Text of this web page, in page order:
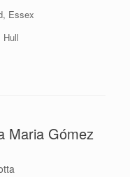
Essex
Hull
Maria Gómez